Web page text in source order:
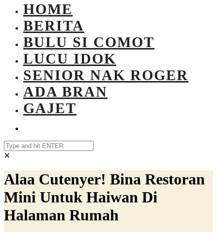
HOME
BERITA
BULU SI COMOT
LUCU IDOK
SENIOR NAK ROGER
ADA BRAN
GAJET
✕
Alaa Cutenyer! Bina Restoran
Mini Untuk Haiwan Di
Halaman Rumah